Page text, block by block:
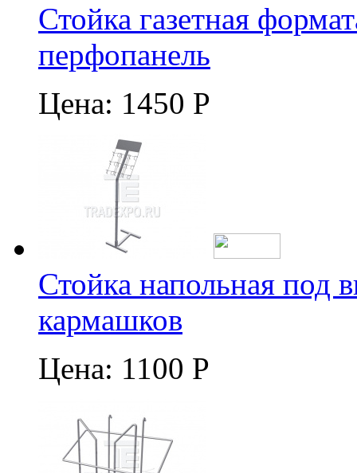
Стойка газетная
перфопанель
Цена: 1450 Р
Стойка напольная под
кармашков
Цена: 1100 Р